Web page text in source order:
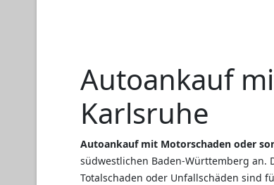
Autoankauf
Karlsruhe
Autoankauf mit Motorschaden oder
südwestlichen Baden-Württemberg an.
Totalschaden oder Unfallschäden sind